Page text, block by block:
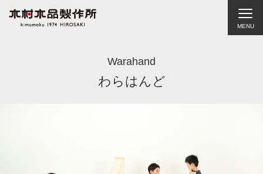
MENU
Warahand
わらはんど